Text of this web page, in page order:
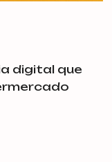
digital que